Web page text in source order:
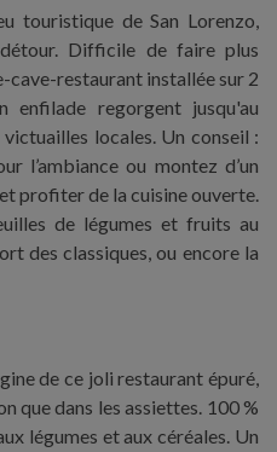
touristique de San Lorenzo,
Difficile de faire plus
restaurant installée sur 2
enfilade regorgent jusqu'au
locales. Un conseil :
l’ambiance ou montez d’un
profiter de la cuisine ouverte.
de légumes et fruits au
des classiques, ou encore la
de ce joli restaurant épuré,
que dans les assiettes. 100 %
légumes et aux céréales. Un